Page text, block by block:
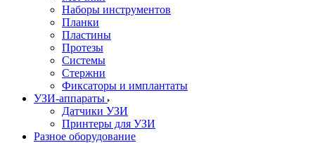
Наборы инструментов
Планки
Пластины
Протезы
Системы
Стержни
Фиксаторы и имплантаты
УЗИ-аппараты
Датчики УЗИ
Принтеры для УЗИ
Разное оборудование